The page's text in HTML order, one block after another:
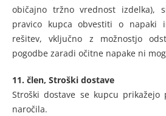
običajno tržno vrednost izdelka),
pravico kupca obvestiti o napaki
rešitev, vključno z možnostjo
pogodbe zaradi očitne napake ni
11. člen, Stroški dostave
Stroški dostave se kupcu prikažejo
naročila.